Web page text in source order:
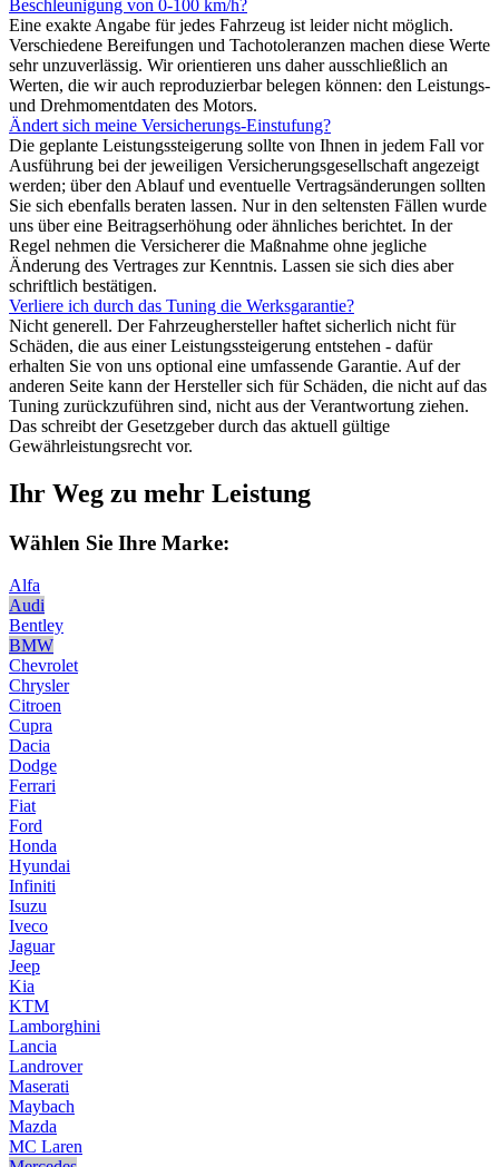
Beschleunigung von 0-100 km/h?
Eine exakte Angabe für jedes Fahrzeug ist leider nicht möglich.
Verschiedene Bereifungen und Tachotoleranzen machen diese Werte
sehr unzuverlässig. Wir orientieren uns daher ausschließlich an
Werten, die wir auch reproduzierbar belegen können: den Leistungs-
und Drehmomentdaten des Motors.
Ändert sich meine Versicherungs-Einstufung?
Die geplante Leistungssteigerung sollte von Ihnen in jedem Fall vor
Ausführung bei der jeweiligen Versicherungsgesellschaft angezeigt
werden; über den Ablauf und eventuelle Vertragsänderungen sollten
Sie sich ebenfalls beraten lassen. Nur in den seltensten Fällen wurde
uns über eine Beitragserhöhung oder ähnliches berichtet. In der
Regel nehmen die Versicherer die Maßnahme ohne jegliche
Änderung des Vertrages zur Kenntnis. Lassen sie sich dies aber
schriftlich bestätigen.
Verliere ich durch das Tuning die Werksgarantie?
Nicht generell. Der Fahrzeughersteller haftet sicherlich nicht für
Schäden, die aus einer Leistungssteigerung entstehen - dafür
erhalten Sie von uns optional eine umfassende Garantie. Auf der
anderen Seite kann der Hersteller sich für Schäden, die nicht auf das
Tuning zurückzuführen sind, nicht aus der Verantwortung ziehen.
Das schreibt der Gesetzgeber durch das aktuell gültige
Gewährleistungsrecht vor.
Ihr Weg zu mehr Leistung
Wählen Sie Ihre Marke:
Alfa
Audi
Bentley
BMW
Chevrolet
Chrysler
Citroen
Cupra
Dacia
Dodge
Ferrari
Fiat
Ford
Honda
Hyundai
Infiniti
Isuzu
Iveco
Jaguar
Jeep
Kia
KTM
Lamborghini
Lancia
Landrover
Maserati
Maybach
Mazda
MC Laren